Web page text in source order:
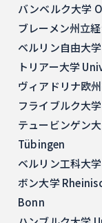
バンベルク大
ブレーメン州立
ベルリン自由大
トリアー大学
ヴィアドリナ欧
フライブルク大
テュービンゲン
Tübingen
ベルリン工科大
ボン大学
Bonn